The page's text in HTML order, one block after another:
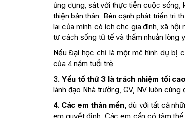
ứng dụng, sát với thực tiễn cuộc sống,
thiện bản thân. Bên cạnh phát triển tri
lai của mình có ích cho gia đình, xã hội
tư cách sống tử tế và thấm nhuần lòng
Nếu Đại học chỉ là một mô hình dự bị
của 4 năm tuổi trẻ.
3. Yếu tố thứ 3 là trách nhiệm tối
lãnh đạo Nhà trường, GV, NV luôn
4. Các em thân mến,dù với tất cả
em quyết định. Các em cần có tâm